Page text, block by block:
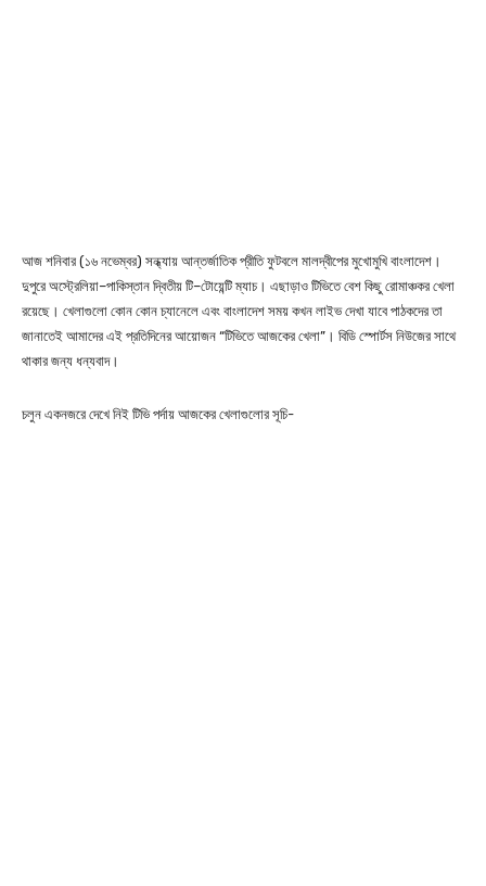
আজ শনিবার (১৬ নভেম্বর) সন্ধ্যায় আন্তর্জাতিক প্রীতি ফুটবলে মালদ্বীপের মুখোমুখি বাংলাদেশ।
দুপুরে অস্ট্রেলিয়া–পাকিস্তান দ্বিতীয় টি–টোয়েন্টি ম্যাচ। এছাড়াও টিভিতে বেশ কিছু রোমাঞ্চকর খেলা
রয়েছে। খেলাগুলো কোন কোন চ্যানেলে এবং বাংলাদেশ সময় কখন লাইভ দেখা যাবে পাঠকদের তা
জানাতেই আমাদের এই প্রতিদিনের আয়োজন “টিভিতে আজকের খেলা”। বিডি স্পোর্টস নিউজের সাথে
থাকার জন্য ধন্যবাদ।
চলুন একনজরে দেখে নিই টিভি পর্দায় আজকের খেলাগুলোর সূচি-